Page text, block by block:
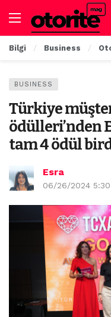
Bilgi Business
BUSINESS
Türkiye
ödülleri’nden
tam 4 ödül
Esra
06/26/2024 5:30